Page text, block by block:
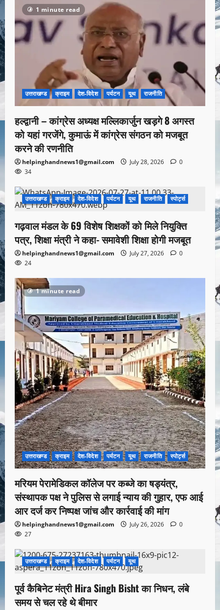
1 minute read
उत्तराखण्ड क्राइम देश-विदेश पर्यटन यूथ राजनीति
हल्द्वानी – कांग्रेस अध्यक्ष मल्लिकार्जुन खड़गे 8 अगस्त
को यहां गरजेंगे, कुमाऊं में कांग्रेस संगठन को मजबूत
करने की रणनीति
helpinghandnews1@gmail.com July 28, 2026
0
34
1 minute read
उत्तराखण्ड क्राइम देश-विदेश पर्यटन यूथ राजनीति स्पोर्ट्स
गढ़वाल मंडल के 69 विशेष शिक्षकों को मिले नियुक्ति
पत्र, शिक्षा मंत्री ने कहा- समावेशी शिक्षा होगी मजबूत
helpinghandnews1@gmail.com July 27, 2026
0
24
1 minute read
उत्तराखण्ड क्राइम देश-विदेश पर्यटन यूथ राजनीति स्पोर्ट्स
मरियम पेरामेडिकल कॉलेज पर कब्जे का षड्यंत्र,
संस्थापक पक्ष ने पुलिस से लगाई न्याय की गुहार, एफ आई
आर दर्ज कर निष्पक्ष जांच और कार्रवाई की मांग
helpinghandnews1@gmail.com July 26, 2026
0
27
1 minute read
उत्तराखण्ड क्राइम देश-विदेश पर्यटन यूथ
पूर्व कैबिनेट मंत्री Hira Singh Bisht का निधन, लंबे
समय से चल रहे थे बीमार